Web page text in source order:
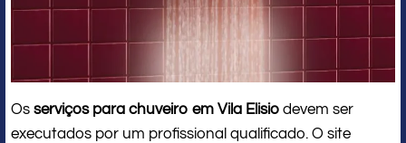
Os serviços para chuveiro em Vila Elisio devem ser
executados por um profissional qualificado. O site